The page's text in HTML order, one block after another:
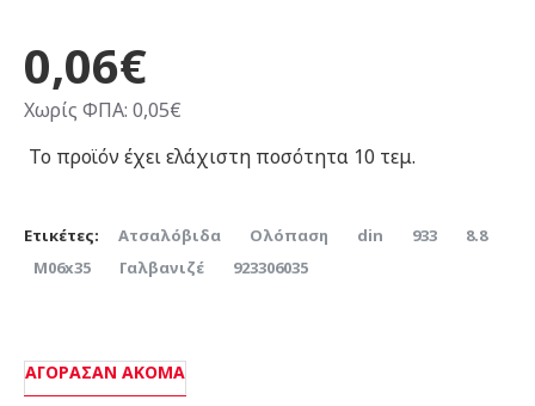
0,06€
Χωρίς ΦΠΑ: 0,05€
Το προϊόν έχει ελάχιστη ποσότητα 10 τεμ.
Ετικέτες: Ατσαλόβιδα Ολόπαση din 933
8.8
Μ06x35
Γαλβανιζέ 923306035
ΑΓΌΡΑΣΑΝ ΑΚΌΜΑ